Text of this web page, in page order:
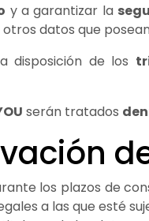
y a garantizar la
datos que
disposición de los
serán tratados
los plazos de
a las que esté